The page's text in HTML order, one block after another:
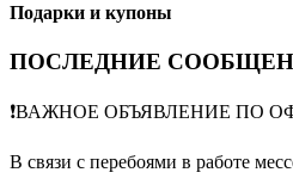
Подарки и купоны
ПОСЛЕДНИЕ
❗️ВАЖНОЕ ОБЪЯВЛЕНИЕ ПО
В связи с перебоями в работе